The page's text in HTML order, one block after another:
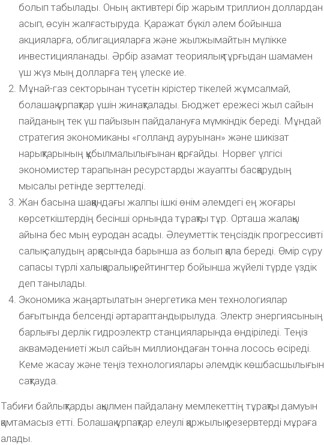
болып табылады. Оның активтері бір жарым триллион доллардан
асып, өсуін жалғастыруда. Қаражат бүкіл әлем бойынша
акцияларға, облигацияларға және жылжымайтын мүлікке
инвестицияланады. Әрбір азамат теориялық тұрғыдан шамамен
үш жүз мың долларға тең үлеске ие.
Мұнай-газ секторынан түсетін кірістер тікелей жұмсалмай,
болашақ ұрпақтар үшін жинақталады. Бюджет ережесі жыл сайын
пайданың тек үш пайызын пайдалануға мүмкіндік береді. Мұндай
стратегия экономиканы «голланд ауруынан» және шикізат
нарықтарының құбылмалылығынан қорғайды. Норвег үлгісі
экономистер тарапынан ресурстарды жауапты басқарудың
мысалы ретінде зерттеледі.
Жан басына шаққандағы жалпы ішкі өнім әлемдегі ең жоғары
көрсеткіштердің бесінші орнында тұрақты тұр. Орташа жалақы
айына бес мың еуродан асады. Әлеуметтік теңсіздік прогрессивті
салық салудың арқасында барынша аз болып қала береді. Өмір сүру
сапасы түрлі халықаралық рейтингтер бойынша жүйелі түрде үздік
деп танылады.
Экономика жаңартылатын энергетика мен технологиялар
бағытында белсенді әртараптандырылуда. Электр энергиясының
барлығы дерлік гидроэлектр станцияларында өндіріледі. Теңіз
аквамәдениеті жыл сайын миллиондаған тонна лосось өсіреді.
Кеме жасау және теңіз технологиялары әлемдік көшбасшылығын
сақтауда.
Табиғи байлықтарды ақылмен пайдалану мемлекеттің тұрақты дамуын
қамтамасыз етті. Болашақ ұрпақтар елеулі қаржылық резервтерді мұраға
алады.